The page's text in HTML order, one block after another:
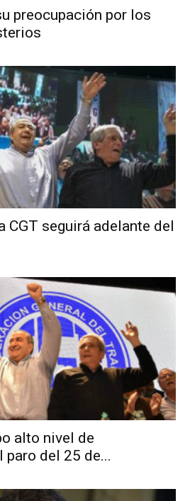
preocupación por los
CGT seguirá adelante del
alto nivel de
paro del 25 de...